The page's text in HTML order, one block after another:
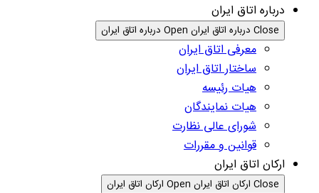
درباره اتاق ایران
Close درباره اتاق ایران Open درباره اتاق ایران
معرفی اتاق ایران
ساختار اتاق ایران
هیات رئیسه
هیات نمایندگان
شورای عالی نظارت
قوانین و مقررات
ارکان اتاق ایران
Close ارکان اتاق ایران Open ارکان اتاق ایران